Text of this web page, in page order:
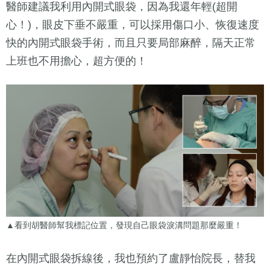
醫師建議我利用內開式眼袋，因為我還年輕(超開
心！)，眼皮下垂不嚴重，可以採用傷口小、恢復速度
快的內開式眼袋手術，而且只要局部麻醉，隔天正常
上班也不用擔心，超方便的！
▲看到胡醫師幫我標記位置，發現自己眼袋淚溝問題那麼嚴重！
在內開式眼袋拆線後，我也預約了盧靜怡院長，替我